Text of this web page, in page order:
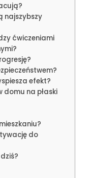
najszybszy
ćwiczeniami
efekt?
domu na płaski
do